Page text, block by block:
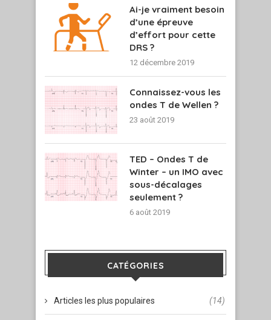
Ai-je vraiment besoin
d’une épreuve
d’effort pour cette
DRS ?
12 décembre 2019
Connaissez-vous les
ondes T de Wellen ?
23 août 2019
TED – Ondes T de
Winter – un IMO avec
sous-décalages
seulement ?
6 août 2019
CATÉGORIES
Articles les plus populaires (14)